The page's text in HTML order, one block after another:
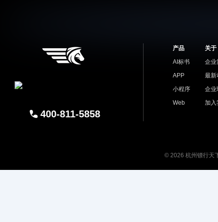
400-811-5858
产品
AI标书
APP
小程序
Web
关于
企业
最新
企业
加入
© 2026 杭州镖行天